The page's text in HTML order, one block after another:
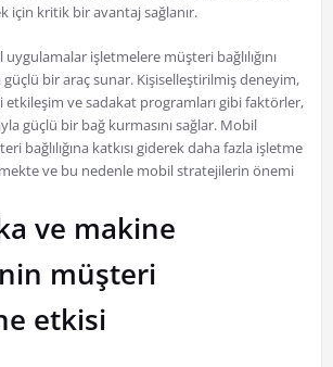
için kritik bir avantaj sağlanır.
işletmelere müşteri bağlılığını
bir araç sunar. Kişiselleştirilmiş deneyim,
ve sadakat programları gibi faktörler,
güçlü bir bağ kurmasını sağlar. Mobil
bağlılığına katkısı giderek daha fazla işletme
ve bu nedenle mobil stratejilerin önemi
ve makine
müşteri
etkisi